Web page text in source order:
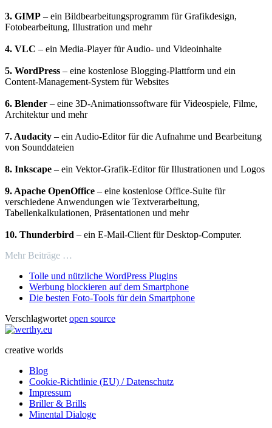
3. GIMP – ein Bildbearbeitungsprogramm für Grafikdesign,
Fotobearbeitung, Illustration und mehr
4. VLC – ein Media-Player für Audio- und Videoinhalte
5. WordPress – eine kostenlose Blogging-Plattform und ein
Content-Management-System für Websites
6. Blender – eine 3D-Animationssoftware für Videospiele, Filme,
Architektur und mehr
7. Audacity – ein Audio-Editor für die Aufnahme und Bearbeitung
von Sounddateien
8. Inkscape – ein Vektor-Grafik-Editor für Illustrationen und Logos
9. Apache OpenOffice – eine kostenlose Office-Suite für
verschiedene Anwendungen wie Textverarbeitung,
Tabellenkalkulationen, Präsentationen und mehr
10. Thunderbird – ein E-Mail-Client für Desktop-Computer.
Mehr Beiträge …
Tolle und nützliche WordPress Plugins
Werbung blockieren auf dem Smartphone
Die besten Foto-Tools für dein Smartphone
Verschlagwortet open source
creative worlds
Blog
Cookie-Richtlinie (EU) / Datenschutz
Impressum
Briller & Brills
Minental Dialoge